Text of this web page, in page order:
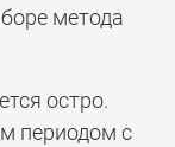
метода
остро.
периодом с